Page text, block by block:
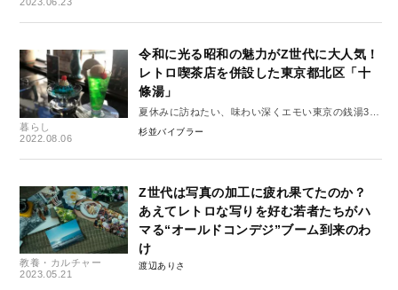
2023.06.23
暮らし
2022.08.06
令和に光る昭和の魅力がZ世代に大人気！
レトロ喫茶店を併設した東京都北区「十
條湯」
夏休みに訪ねたい、味わい深くエモい東京の銭湯3選
vol.1
杉並バイブラー
教養・カルチャー
2023.05.21
Z世代は写真の加工に疲れ果てたのか？
あえてレトロな写りを好む若者たちがハ
マる“オールドコンデジ”ブーム到来のわ
け
渡辺ありさ